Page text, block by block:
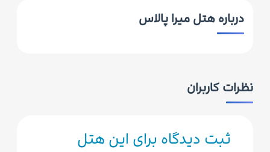
درباره هتل میرا پالاس
نظرات کاربران
ثبت دیدگاه برای این هتل